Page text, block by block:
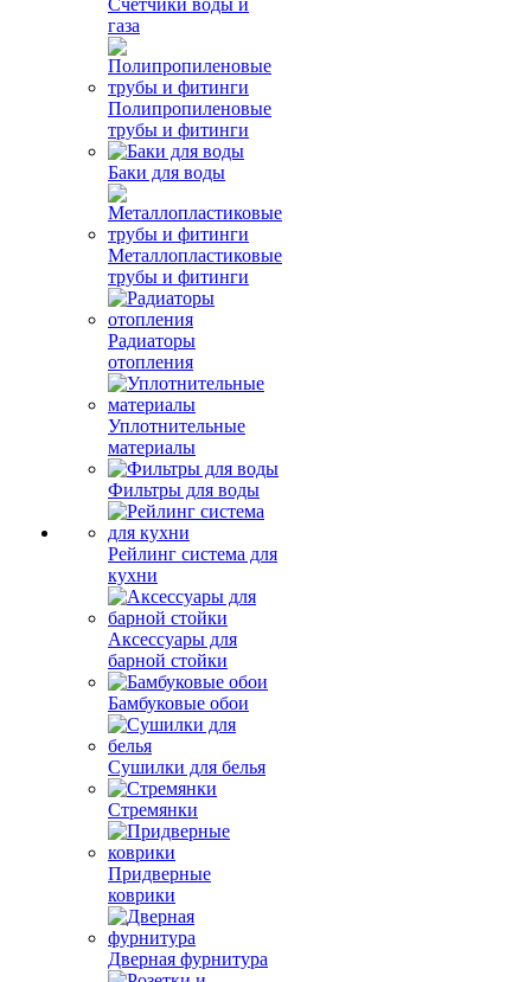
Счетчики воды и
газа
Полипропиленовые
трубы и фитинги
Баки для воды
Металлопластиковые
трубы и фитинги
Радиаторы
отопления
Уплотнительные
материалы
Фильтры для воды
Рейлинг система для
кухни
Аксессуары для
барной стойки
Бамбуковые обои
Сушилки для белья
Стремянки
Придверные
коврики
Дверная фурнитура